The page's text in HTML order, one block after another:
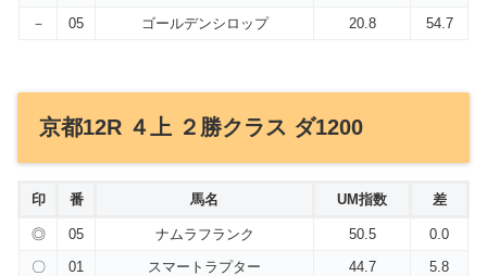
－
05 ゴールデンシロップ 20.8 54.7
京都12R ４上 ２勝クラス ダ1200
印 番 馬名 UM指数 差
◎ 05 ナムラフランク 50.5
0.0
〇
01 スマートラプター 44.7
5.8